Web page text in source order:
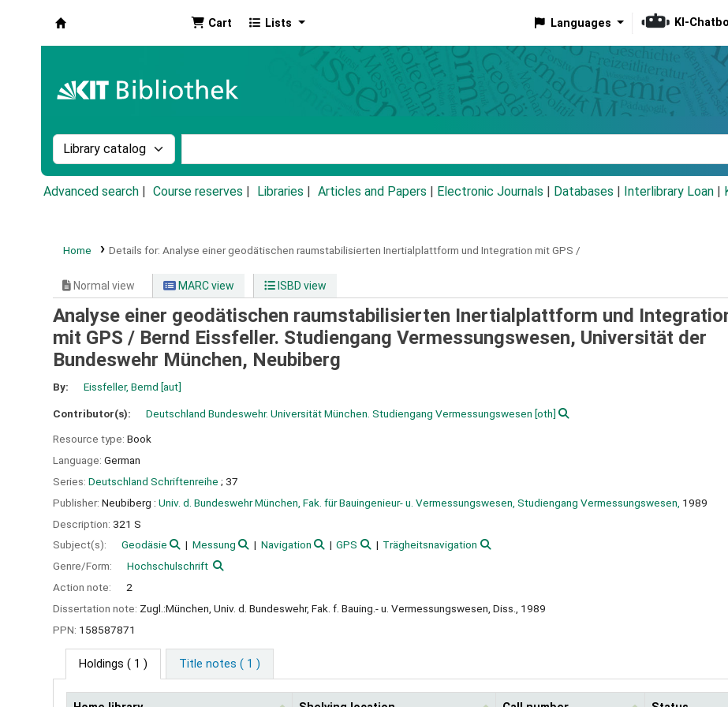
Cart Lists Languages KI-
Search the catalog by:
Advanced search Course reserves Libraries Articles and Papers Electronic Journals Databases Interlibrary Loan
Home Details for: Analyse einer geodätischen raumstabilisierten Inertialplattform und Integration mit GPS /
Normal view MARC view ISBD view
Analyse einer geodätischen raumstabilisierten Inertialplattform und
mit GPS / Bernd Eissfeller. Studiengang Vermessungswesen, Universität der
Bundeswehr München, Neubiberg
By: Eissfeller, Bernd [aut]
Contributor(s): Deutschland Bundeswehr. Universität München. Studiengang Vermessungswesen [oth]
Resource type: Book
Language: German
Series: Deutschland Schriftenreihe ; 37
Publisher: Neubiberg : Univ. d. Bundeswehr München, Fak. für Bauingenieur- u. Vermessungswesen, Studiengang Vermessungswesen, 1989
Description: 321 S
Subject(s):
Geodäsie Messung Navigation GPS
Trägheitsnavigation
Genre/Form:
Hochschulschrift
Action note:
2
Dissertation note: Zugl.:München, Univ. d. Bundeswehr, Fak. f. Bauing.- u. Vermessungswesen, Diss., 1989
PPN: 158587871
Holdings ( 1 ) Title notes ( 1 )